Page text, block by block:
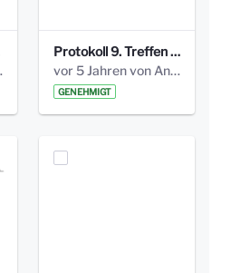
Protokoll 9. Treffen 20150528 AG Bismarckplatz.pdf
vor 5 Jahren von Anni Schlumberger
GENEHMIGT